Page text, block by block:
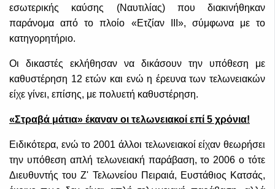
εσωτερικής καύσης (Ναυτιλίας) που διακινήθηκαν
παράνομα από το πλοίο «Ετζίαν ΙΙΙ», σύμφωνα με το
κατηγορητήριο.
Οι δικαστές εκλήθησαν να δικάσουν την υπόθεση με
καθυστέρηση 12 ετών και ενώ η έρευνα των τελωνειακών
είχε γίνει, επίσης, με πολυετή καθυστέρηση.
«Στραβά μάτια» έκαναν οι τελωνειακοί επί 5 χρόνια!
Ειδικότερα, ενώ το 2001 άλλοι τελωνειακοί είχαν θεωρήσει
την υπόθεση απλή τελωνειακή παράβαση, το 2006 ο τότε
Διευθυντής του Ζ' Τελωνείου Πειραιά, Ευστάθιος Κατσάς,